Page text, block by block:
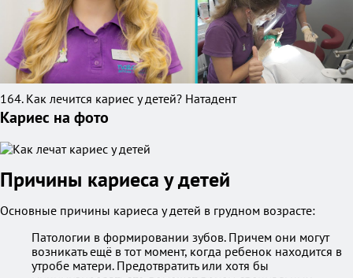
164. Как лечится кариес у детей? Натадент
Кариес на фото
Причины кариеса у детей
Основные причины кариеса у детей в грудном возрасте:
Патологии в формировании зубов. Причем они могут
возникать ещё в тот момент, когда ребенок находится в
утробе матери. Предотвратить или хотя бы